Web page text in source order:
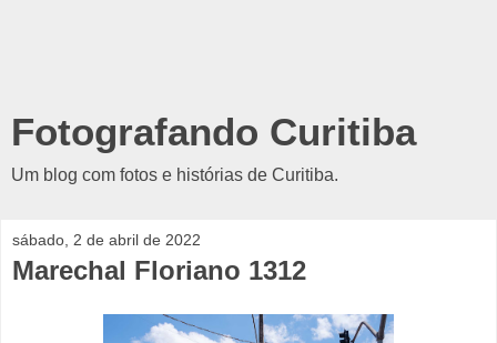
Fotografando Curitiba
Um blog com fotos e histórias de Curitiba.
sábado, 2 de abril de 2022
Marechal Floriano 1312